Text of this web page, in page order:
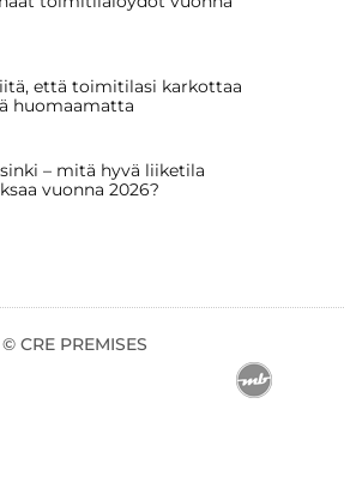
että toimitilasi karkottaa
huomaamatta
– mitä hyvä liiketila
vuonna 2026?
© CRE PREMISES